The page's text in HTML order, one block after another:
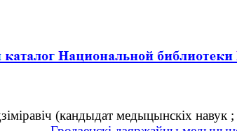
(кандыдат медыцынскіх навук